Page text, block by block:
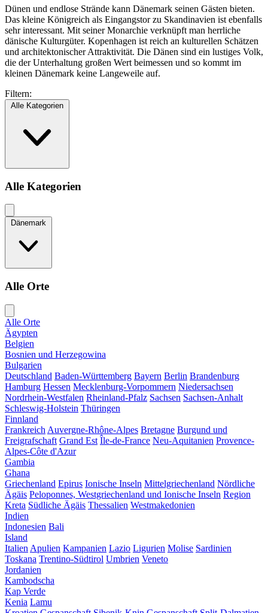
Dünen und endlose Strände kann Dänemark seinen Gästen bieten.
Das kleine Königreich als Eingangstor zu Skandinavien ist ebenfalls
sehr interessant. Mit seiner Monarchie verknüpft man herrliche
dänische Kulturgüter. Kopenhagen ist reich an kulturellen Schätzen
und architektonischer Attraktivität. Die Dänen sind ein lustiges Volk,
die der Unterhaltung großen Wert beimessen und so kommt im
kleinen Dänemark keine Langeweile auf.
Filtern:
Alle Kategorien
Alle Kategorien
Dänemark
Alle Orte
Alle Orte
Ägypten
Belgien
Bosnien und Herzegowina
Bulgarien
Deutschland Baden-Württemberg Bayern Berlin Brandenburg
Hamburg Hessen Mecklenburg-Vorpommern Niedersachsen
Nordrhein-Westfalen Rheinland-Pfalz Sachsen Sachsen-Anhalt
Schleswig-Holstein Thüringen
Finnland
Frankreich Auvergne-Rhône-Alpes Bretagne Burgund und
Freigrafschaft Grand Est Île-de-France Neu-Aquitanien Provence-
Alpes-Côte d'Azur
Gambia
Ghana
Griechenland Epirus Ionische Inseln Mittelgriechenland Nördliche
Ägäis Peloponnes, Westgriechenland und Ionische Inseln Region
Kreta Südliche Ägäis Thessalien Westmakedonien
Indien
Indonesien Bali
Island
Italien Apulien Kampanien Lazio Ligurien Molise Sardinien
Toskana Trentino-Südtirol Umbrien Veneto
Jordanien
Kambodscha
Kap Verde
Kenia Lamu